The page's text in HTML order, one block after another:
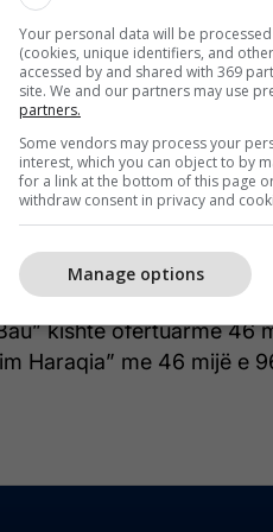
N ‘Dimër në shtëpiza,
x 60cm, e mveshur me
duhet të llogaritet
e Tregut dimëror në
fitues”, thuhet në dosje.
aplikuar 3 kompani,
tenderin.
aplikuar me 35
kishte ofertuarme 46
Haraqia” me 46 mijë e
Your personal data will be
(cookies, unique identifiers, and
accessed by and shared with 369
site. We and our partners may use
partners.
Some vendors may process your
interest, which you can object to by
for a link at the bottom of this page
withdraw consent in privacy and
Manage options